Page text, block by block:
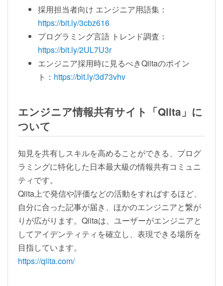
採用担当者向け エンジニア用語集：
https://bit.ly/3cbz616
プログラミング言語 トレンド調査：
https://bit.ly/2UL7U3r
エンジニア採用時に見るべきQiitaのポイン
ト： https://bit.ly/3d73vhv
エンジニア情報共有サイト「Qiita」に
ついて
知見を共有しスキルを高めることができる、プログ
ラミングに特化した日本最大級の情報共有コミュニ
ティです。
Qiita上で発信や評価などの活動をすればするほど、
自分に合った記事が届き、ほかのエンジニアと繋が
りが広がります。Qiitaは、ユーザーがエンジニアと
してアイデンティティを確立し、表現できる場所を
目指しています。
https://qiita.com/